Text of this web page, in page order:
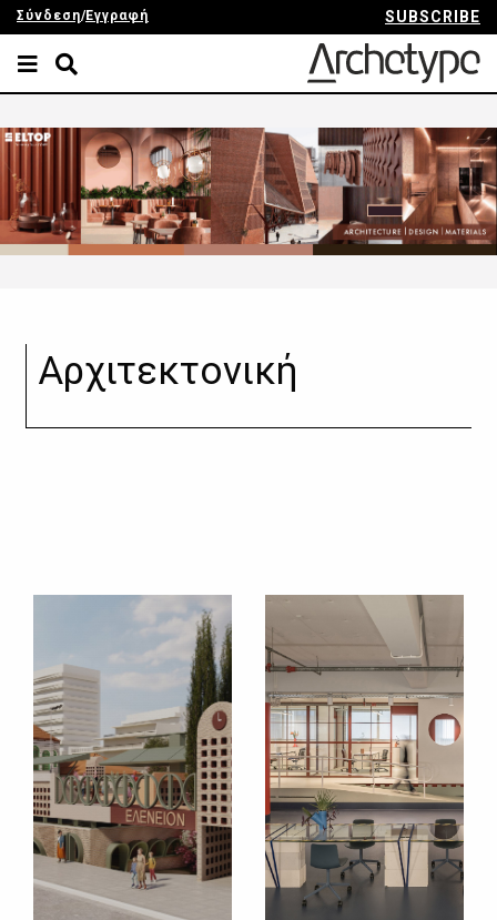
Σύνδεση/Εγγραφή SUBSCRIBE
Αρχιτεκτονική